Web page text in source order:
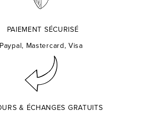
PAIEMENT SÉCURISÉ
Paypal, Mastercard, Visa
& ÉCHANGES GRATUITS